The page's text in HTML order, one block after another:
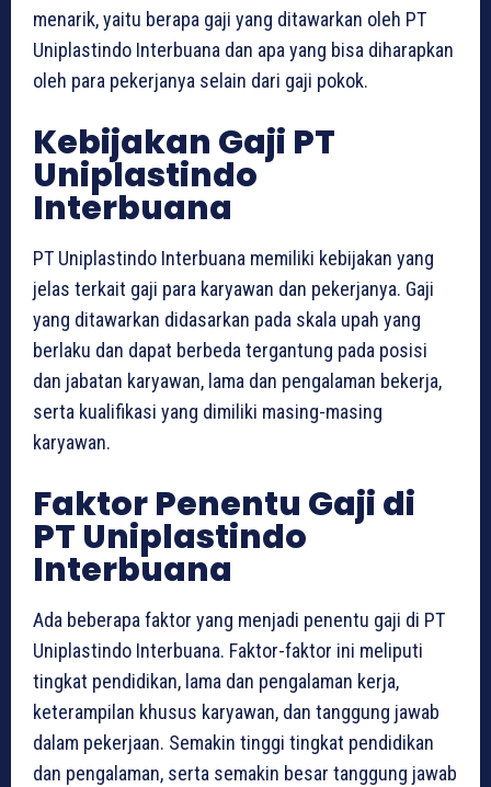
menarik, yaitu berapa gaji yang ditawarkan oleh PT
Uniplastindo Interbuana dan apa yang bisa diharapkan
oleh para pekerjanya selain dari gaji pokok.
Kebijakan Gaji PT
Uniplastindo
Interbuana
PT Uniplastindo Interbuana memiliki kebijakan yang
jelas terkait gaji para karyawan dan pekerjanya. Gaji
yang ditawarkan didasarkan pada skala upah yang
berlaku dan dapat berbeda tergantung pada posisi
dan jabatan karyawan, lama dan pengalaman bekerja,
serta kualifikasi yang dimiliki masing-masing
karyawan.
Faktor Penentu Gaji di
PT Uniplastindo
Interbuana
Ada beberapa faktor yang menjadi penentu gaji di PT
Uniplastindo Interbuana. Faktor-faktor ini meliputi
tingkat pendidikan, lama dan pengalaman kerja,
keterampilan khusus karyawan, dan tanggung jawab
dalam pekerjaan. Semakin tinggi tingkat pendidikan
dan pengalaman, serta semakin besar tanggung jawab